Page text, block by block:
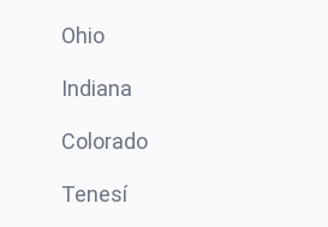
Ohio
Indiana
Colorado
Tenesí